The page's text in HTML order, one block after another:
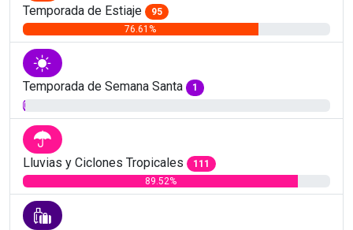
Temporada de Estiaje
95
76.61%
Temporada de Semana Santa
1
0.81%
Lluvias y Ciclones Tropicales
111
89.52%